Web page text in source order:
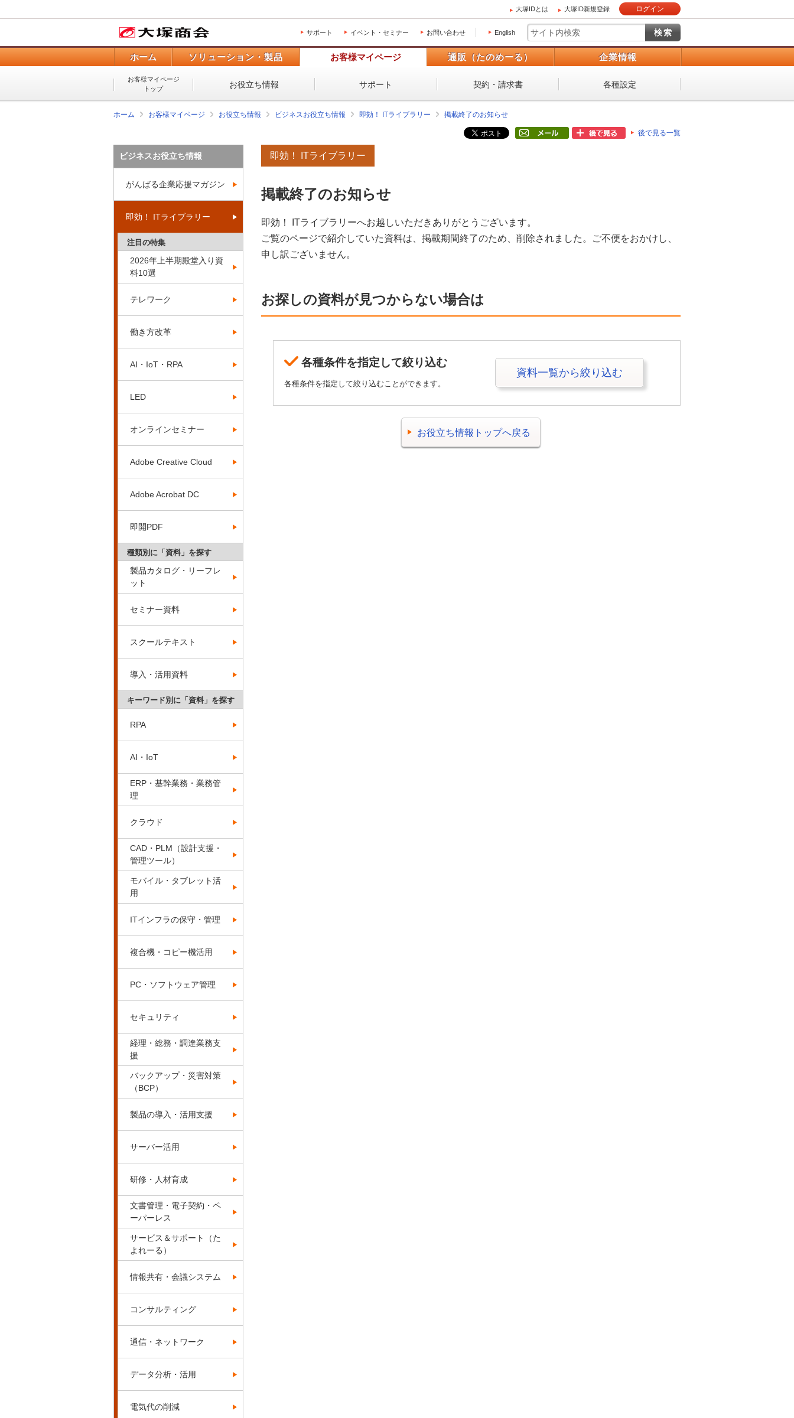
大塚IDとは 大塚ID新規登録 ログイン
サポート イベント・セミナー お問い合わせ English
ホーム ソリューション・製品 お客様マイページ 通販（たのめーる） 企業情報
お客様マイページ
トップ
お役立ち情報 サポート 契約・請求書 各種設定
ホーム お客様マイページ お役立ち情報 ビジネスお役立ち情報 即効！ ITライブラリー 掲載終了のお知らせ
後で見る一覧
即効！ ITライブラリー
掲載終了のお知らせ
即効！ ITライブラリーへお越しいただきありがとうございます。
ご覧のページで紹介していた資料は、掲載期間終了のため、削除されました。ご不便をおかけし、
申し訳ございません。
お探しの資料が見つからない場合は
各種条件を指定して絞り込む
各種条件を指定して絞り込むことができます。
資料一覧から絞り込む
お役立ち情報トップへ戻る
ビジネスお役立ち情報
がんばる企業応援マガジン
即効！ ITライブラリー
注目の特集
2026年上半期殿堂入り資
料10選
テレワーク
働き方改革
AI・IoT・RPA
LED
オンラインセミナー
Adobe Creative Cloud
Adobe Acrobat DC
即開PDF
種類別に「資料」を探す
製品カタログ・リーフレ
ット
セミナー資料
スクールテキスト
導入・活用資料
キーワード別に「資料」を探す
RPA
AI・IoT
ERP・基幹業務・業務管
理
クラウド
CAD・PLM（設計支援・
管理ツール）
モバイル・タブレット活
用
ITインフラの保守・管理
複合機・コピー機活用
PC・ソフトウェア管理
セキュリティ
経理・総務・調達業務支
援
バックアップ・災害対策
（BCP）
製品の導入・活用支援
サーバー活用
研修・人材育成
文書管理・電子契約・ペ
ーパーレス
サービス＆サポート（た
よれーる）
情報共有・会議システム
コンサルティング
通信・ネットワーク
データ分析・活用
電気代の削減